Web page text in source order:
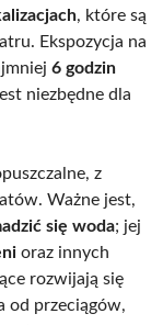
, które są
Ekspozycja na
6 godzin
niezbędne dla
z
Ważne jest,
się woda; jej
oraz innych
rozwijają się
od przeciągów,